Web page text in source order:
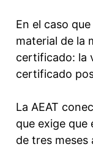
En el caso
material de la
certificado: la
certificado
La AEAT
que exige que
de tres